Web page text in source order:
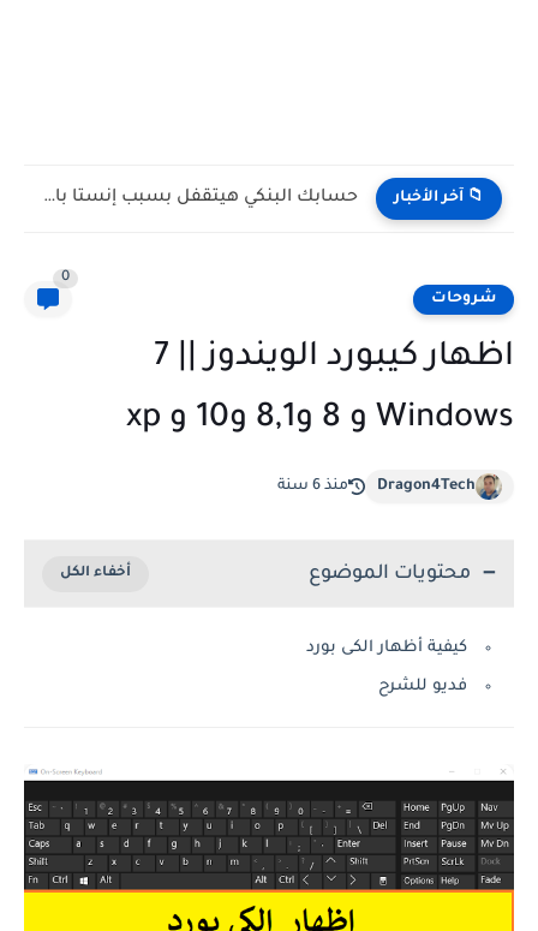
📁 آخر الأخبار حسابك البنكي هيتقفل بسبب إنستا باي! (رسالة تحذيرية حقيقية مش...
شروحات
0
اظهار كيبورد الويندوز || 7
Windows و 8 و8,1 و10 و xp
Dragon4Tech منذ 6 سنة
محتويات الموضوع
كيفية أظهار الكى بورد
فديو للشرح